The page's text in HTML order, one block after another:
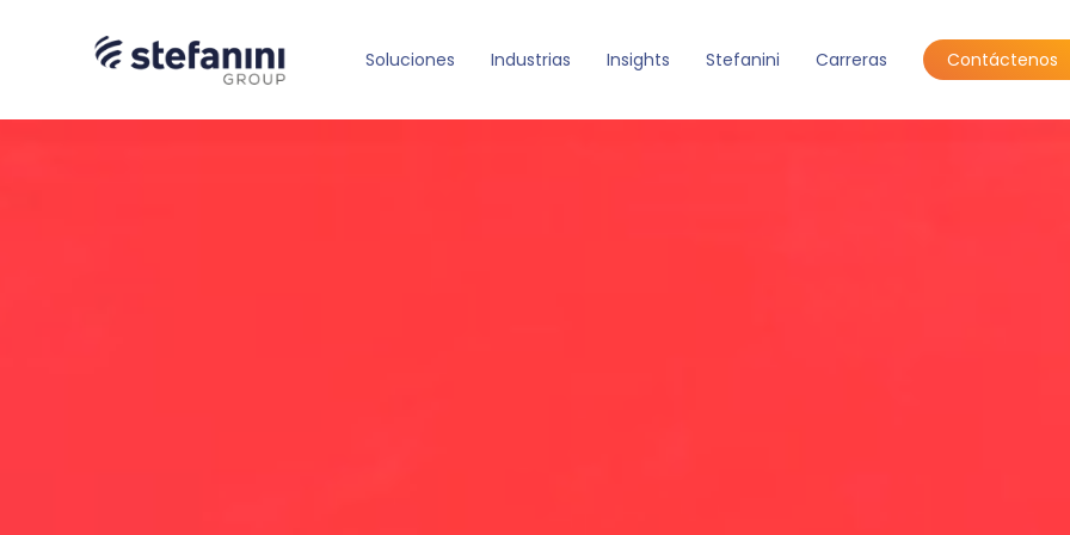
Soluciones Industrias Insights Stefanini Carreras Contáctenos